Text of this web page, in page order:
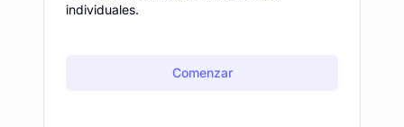
individuales.
Comenzar